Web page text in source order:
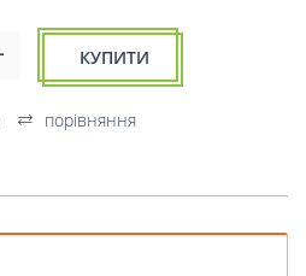
КУПИТИ
порівняння